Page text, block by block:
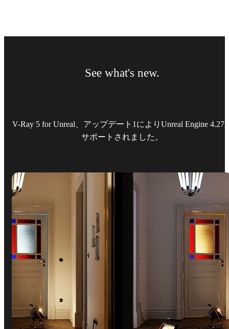
See what's new.
V-Ray 5 for Unreal、アップデート1によりUnreal Engine 4.27
サポートされました。